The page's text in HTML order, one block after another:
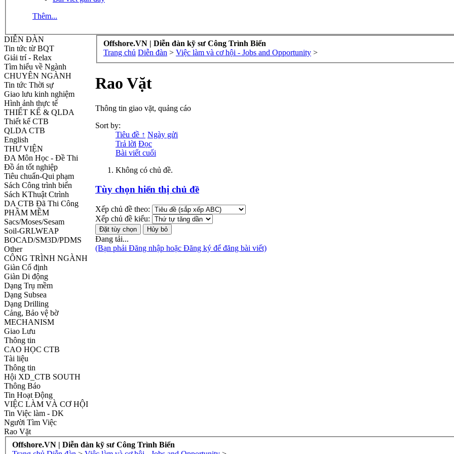
Thêm...
DIỄN ĐÀN
Tin tức từ BQT
Giải trí - Relax
Tìm hiểu về Ngành
CHUYÊN NGÀNH
Tin tức Thời sự
Giao lưu kinh nghiệm
Hình ảnh thực tế
THIẾT KẾ & QLDA
Thiết kế CTB
QLDA CTB
English
THƯ VIỆN
ĐA Môn Học - Đề Thi
Đồ án tốt nghiệp
Tiêu chuẩn-Qui phạm
Sách Công trình biển
Sách KThuật Ctrình
DA CTB Đã Thi Công
PHẦM MỀM
Sacs/Moses/Sesam
Soil-GRLWEAP
BOCAD/SM3D/PDMS
Other
CÔNG TRÌNH NGÀNH
Giàn Cố định
Giàn Di động
Dạng Trụ mềm
Dạng Subsea
Dạng Drilling
Cảng, Bảo vệ bờ
MECHANISM
Giao Lưu
Thông tin
CAO HỌC CTB
Tài liệu
Thông tin
Hội XD_CTB SOUTH
Thông Báo
Tin Hoạt Động
VIỆC LÀM VÀ CƠ HỘI
Tin Việc làm - DK
Người Tìm Việc
Rao Vặt
Offshore.VN | Diễn đàn kỹ sư Công Trình Biển
Trang chủ Diễn đàn > Việc làm và cơ hội - Jobs and Opportunity >
Rao Vặt
Thông tin giao vặt, quảng cáo
Sort by:
Tiêu đề ↑ Ngày gửi
Trả lời Đọc
Bài viết cuối
Không có chủ đề.
Tùy chọn hiển thị chủ đề
Xếp chủ đề theo:
Xếp chủ đề kiểu:
Đang tải...
(Bạn phải Đăng nhập hoặc Đăng ký để đăng bài viết)
Offshore.VN | Diễn đàn kỹ sư Công Trình Biển